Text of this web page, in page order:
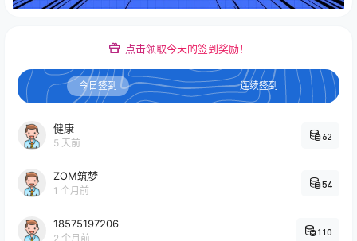
点击领取今天的签到奖励！
今日签到 连续签到
健康
5 天前
62
ZOM筑梦
1 个月前
54
18575197206
2 个月前
110